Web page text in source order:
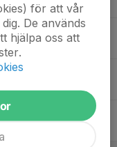
för att vår
De används
hjälpa oss att